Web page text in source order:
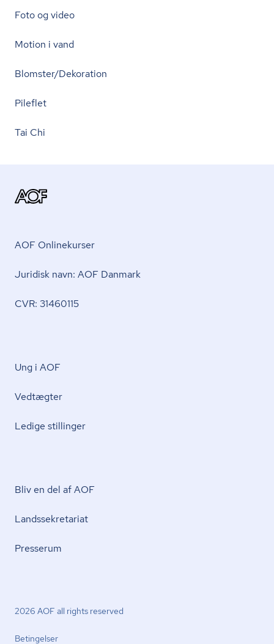
Foto og video
Motion i vand
Blomster/Dekoration
Pileflet
Tai Chi
AOF Onlinekurser
Juridisk navn: AOF Danmark
CVR: 31460115
Ung i AOF
Vedtægter
Ledige stillinger
Bliv en del af AOF
Lands­se­kre­ta­ri­at
Presserum
2026 AOF all rights reserved
Betingelser